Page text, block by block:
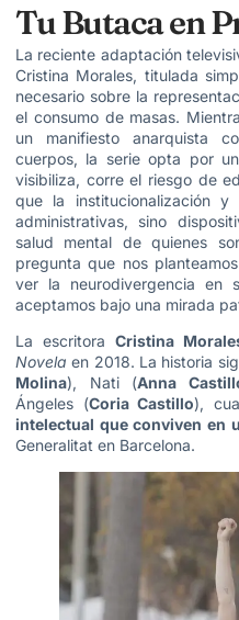
Tu Butaca en
La reciente adaptación
Cristina Morales, titulada
necesario sobre la
el consumo de masas.
un manifiesto anarquista
cuerpos, la serie opta por
visibiliza, corre el riesgo de
que la institucionalización
administrativas, sino
salud mental de quienes
pregunta que nos
ver la neurodivergencia en
aceptamos bajo una mirada
La escritora Cristina
Novelaen 2018. La historia
Molina), Nati (Anna
Ángeles (Coria Castillo),
intelectual que conviven en
Generalitat en Barcelona.